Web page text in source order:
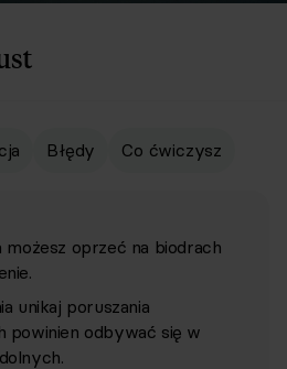
Błędy Co ćwiczysz
możesz oprzeć na biodrach
unikaj poruszania
powinien odbywać się w